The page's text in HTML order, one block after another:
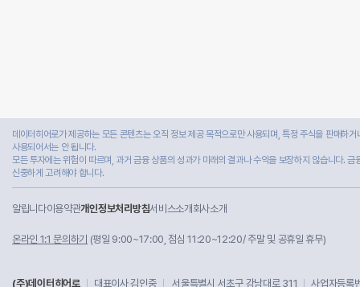
데이터히어로가 제공하는 모든 콘텐츠는 오직 정보 제공 목적으로만 사용되며, 특정 주식을 판매하
사용되어서는 안 됩니다.
모든 투자에는 위험이 따르며, 과거 금융 상품의 성과가 미래의 결과나 수익을 보장하지 않습니다.
신중하게 고려해야 합니다.
알립니다이용약관개인정보처리방침서비스소개 회사소개
온라인 1:1 문의하기 (평일 9:00~17:00, 점심 11:20~12:20/ 주말 및 공휴일 휴무)
(주)데이터히어로 대표이사 김인중 서울특별시 서초구 강남대로 311
사업자등